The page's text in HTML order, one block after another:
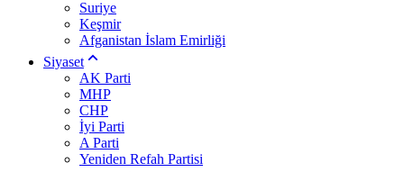
Suriye
Keşmir
Afganistan İslam Emirliği
Siyaset
AK Parti
MHP
CHP
İyi Parti
A Parti
Yeniden Refah Partisi